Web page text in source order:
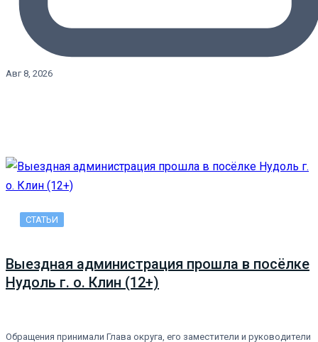
Авг 8, 2026
СТАТЬИ
Выездная администрация прошла в посёлке
Нудоль г. о. Клин (12+)
Обращения принимали Глава округа, его заместители и руководители